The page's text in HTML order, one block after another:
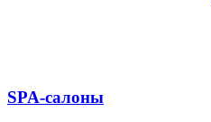
SPA-салоны